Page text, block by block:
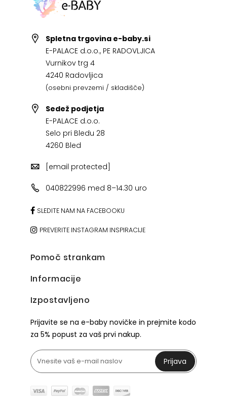
Spletna trgovina e-baby.si
E-PALACE d.o.o., PE RADOVLJICA
Vurnikov trg 4
4240 Radovljica
(osebni prevzemi / skladišče)
Sedež podjetja
E-PALACE d.o.o.
Selo pri Bledu 28
4260 Bled
[email protected]
040822996 med 8–14.30 uro
SLEDITE NAM NA FACEBOOKU
PREVERITE INSTAGRAM INSPIRACIJE
Pomoč strankam
Informacije
Izpostavljeno
Prijavite se na e-baby novičke in prejmite kodo
za 5% popust za vaš prvi nakup.
Prijava